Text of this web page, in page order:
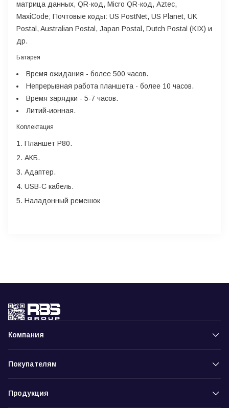
матрица данных, QR-код, Micro QR-код, Aztec,
MaxiCode; Почтовые коды: US PostNet, US Planet, UK
Postal, Australian Postal, Japan Postal, Dutch Postal (KIX) и
др.
Батарея
Время ожидания - более 500 часов.
Непрерывная работа планшета - более 10 часов.
Время зарядки - 5-7 часов.
Литий-ионная.
Коплектация
Планшет P80.
АКБ.
Адаптер.
USB-C кабель.
Наладонный ремешок
Компания
Покупателям
Продукция